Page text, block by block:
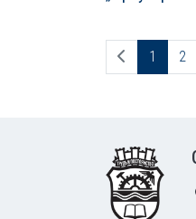
Предходна
1 2